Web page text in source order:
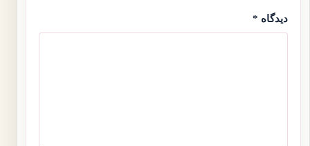
دیدگاه *